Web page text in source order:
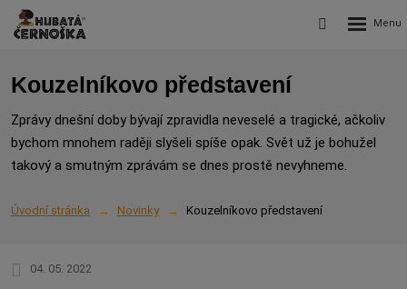
Vyhledávání
Rozbalení
Kouzelníkovo představení
Zprávy dnešní doby bývají zpravidla neveselé a tragické, ačkoliv
bychom mnohem raději slyšeli spíše opak. Svět už je bohužel
takový a smutným zprávám se dnes prostě nevyhneme.
Úvodní stránka Novinky Kouzelníkovo představení
04. 05. 2022